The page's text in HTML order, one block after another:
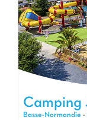
Camping
Basse-Normandie -